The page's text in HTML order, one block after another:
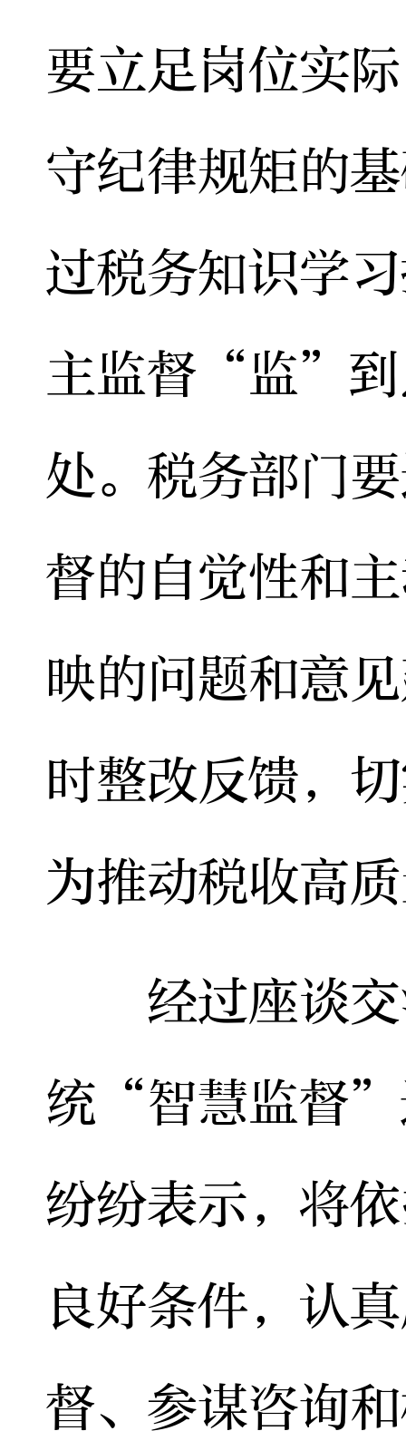
要立足岗位实
守纪律规矩的
过税务知识学
主监督“监”
处。税务部门
督的自觉性和
映的问题和意
时整改反馈，
为推动税收高
经过座谈交
统“智慧监督”
纷纷表示，将
良好条件，认
督、参谋咨询